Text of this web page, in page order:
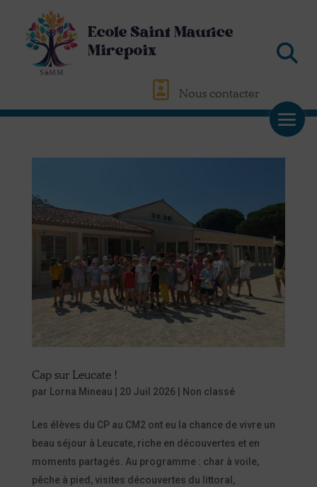
Ecole Saint Maurice
Mirepoix
Nous contacter
Cap sur Leucate !
par Lorna Mineau 20 Juil 2026| Non classé
Les élèves du CP au CM2 ont eu la chance de vivre un
beau séjour à Leucate, riche en découvertes et en
moments partagés. Au programme : char à voile,
pêche à pied, visites découvertes du littoral,